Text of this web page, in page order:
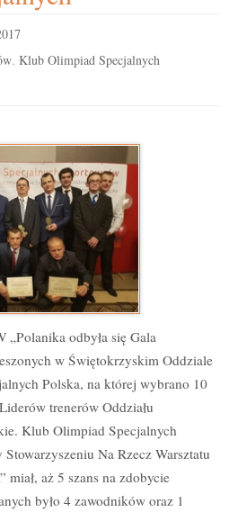
,Klub Olimpiad Specjalnych
odbyła się Gala
w Świętokrzyskim Oddziale
Polska, na której wybrano 10
trenerów Oddziału
Klub Olimpiad Specjalnych
Na Rzecz Warsztatu
aż 5 szans na zdobycie
było 4 zawodników oraz 1